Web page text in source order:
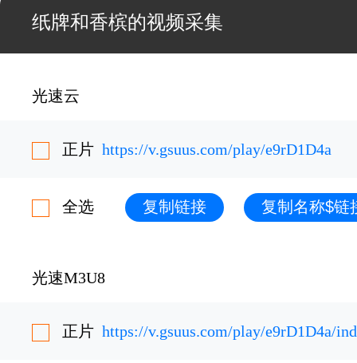
纸牌和香槟的视频采集
光速云
正片 https://v.gsuus.com/play/e9rD1D4a
全选 复制链接 复制名称$链
光速M3U8
正片 https://v.gsuus.com/play/e9rD1D4a/